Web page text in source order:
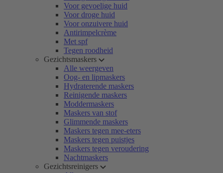
Voor gevoelige huid
Voor droge huid
Voor onzuivere huid
Antirimpelcrème
Met spf
Tegen roodheid
Gezichtsmaskers
Alle weergeven
Oog- en lipmaskers
Hydraterende maskers
Reinigende maskers
Moddermaskers
Maskers van stof
Glimmende maskers
Maskers tegen mee-eters
Maskers tegen puistjes
Maskers tegen veroudering
Nachtmaskers
Gezichtsreinigers